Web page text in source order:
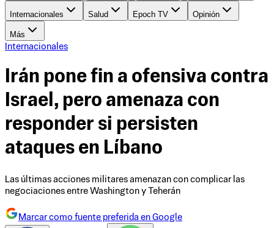
Internacionales Salud Epoch TV Opinión
Más
Internacionales
Irán pone fin a ofensiva contra
Israel, pero amenaza con
responder si persisten
ataques en Líbano
Las últimas acciones militares amenazan con complicar las
negociaciones entre Washington y Teherán
Marcar como fuente preferida en Google